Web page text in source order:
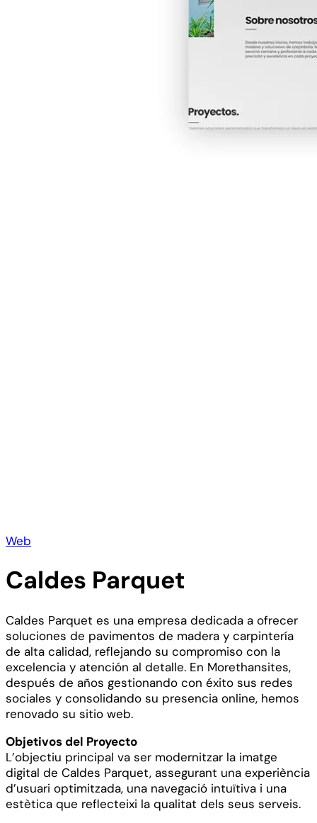
Web
Caldes Parquet
Caldes Parquet es una empresa dedicada a ofrecer
soluciones de pavimentos de madera y carpintería
de alta calidad, reflejando su compromiso con la
excelencia y atención al detalle. En Morethansites,
después de años gestionando con éxito sus redes
sociales y consolidando su presencia online, hemos
renovado su sitio web.
Objetivos del Proyecto
L’objectiu principal va ser modernitzar la imatge
digital de Caldes Parquet, assegurant una experiència
d’usuari optimitzada, una navegació intuïtiva i una
estètica que reflecteixi la qualitat dels seus serveis.